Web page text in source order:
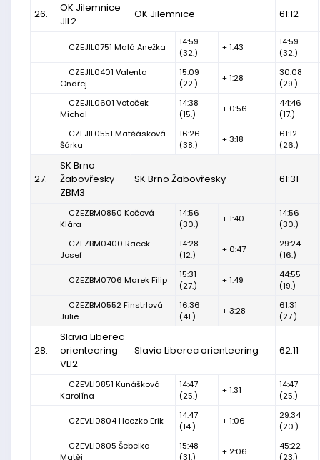
26.
OK Jilemnice
JIL2
OK Jilemnice 61:12
CZEJIL0751 Malá Anežka
14:59
(32.)
+ 1:43
14:59
(32.)
CZEJIL0401 Valenta
Ondřej
15:09
(22.)
+ 1:28
30:08
(29.)
CZEJIL0601 Votoček
Michal
14:38
(15.)
+ 0:56
44:46
(17.)
CZEJIL0551 Matěásková
Šárka
16:26
(38.)
+ 3:18
61:12
(26.)
27.
SK Brno
Žabovřesky
ZBM3
SK Brno Žabovřesky 61:31
CZEZBM0850 Kočová
Klára
14:56
(30.)
+ 1:40
14:56
(30.)
CZEZBM0400 Racek
Josef
14:28
(12.)
+ 0:47
29:24
(16.)
CZEZBM0706 Marek Filip
15:31
(27.)
+ 1:49
44:55
(19.)
CZEZBM0552 Finstrlová
Julie
16:36
(41.)
+ 3:28
61:31
(27.)
28.
Slavia Liberec
orienteering
VLI2
Slavia Liberec orienteering 62:11
CZEVLI0851 Kunášková
Karolína
14:47
(25.)
+ 1:31
14:47
(25.)
CZEVLI0804 Heczko Erik
14:47
(14.)
+ 1:06
29:34
(20.)
CZEVLI0805 Šebelka
Matěj
15:48
(31.)
+ 2:06
45:22
(23.)